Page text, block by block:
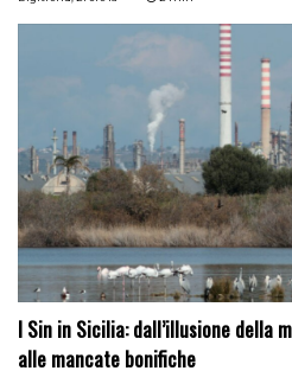
I Sin in Sicilia: dall’illusione della
alle mancate bonifiche